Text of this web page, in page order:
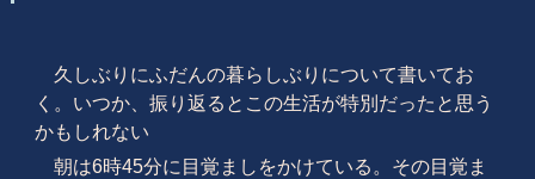
久しぶりにふだんの暮らしぶりについて書いてお
く。いつか、振り返るとこの生活が特別だったと思う
かもしれない
朝は6時45分に目覚ましをかけている。その目覚ま